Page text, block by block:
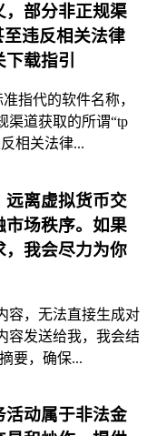
，部分非正规渠
违反相关法律
载指引
指代的软件名称，
渠道获取的所谓“tp
相关法律...
远离虚拟货币交
市场秩序。如果
，我会尽力为你
容，无法直接生成对
容发送给我，我会结
要，确保...
活动属于非法金